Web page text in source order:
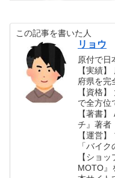
この記事を書いた人
リョウ
原付で日
【実績
府県を完
【資格
で全方位
【著書
チ』著者
【運営
「バイク
【ショ
MOTO』